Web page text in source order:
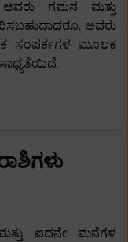
ಅವರು ಗಮನ ಮತ್ತು
ಅವರು
ಸಂಪರ್ಕಗಳ ಮೂಲಕ
ಸಾಧ್ಯತೆಯಿದೆ.
ಮತ್ತು ಐದನೇ ಮನೆಗಳ